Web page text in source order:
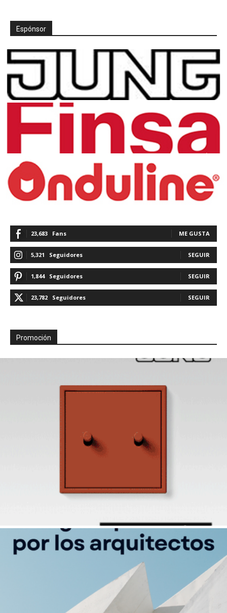
Espónsor
23,683 Fans ME GUSTA
5,321 Seguidores SEGUIR
1,844 Seguidores SEGUIR
23,782 Seguidores SEGUIR
Promoción